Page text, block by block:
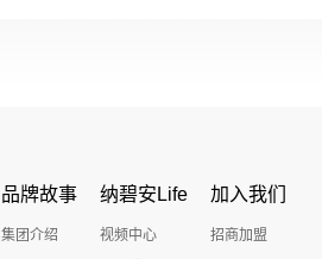
品牌故事
集团介绍
纳碧安Life
视频中心
加入我们
招商加盟